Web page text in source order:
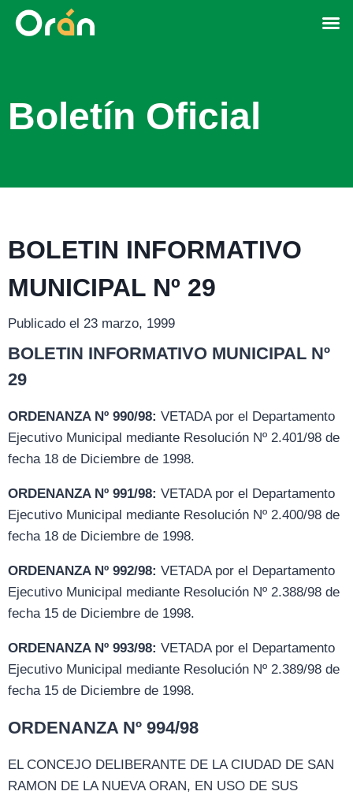
Boletín Oficial
BOLETIN INFORMATIVO
MUNICIPAL Nº 29
Publicado el 23 marzo, 1999
BOLETIN INFORMATIVO MUNICIPAL Nº
29
ORDENANZA Nº 990/98: VETADA por el Departamento
Ejecutivo Municipal mediante Resolución Nº 2.401/98 de
fecha 18 de Diciembre de 1998.
ORDENANZA Nº 991/98: VETADA por el Departamento
Ejecutivo Municipal mediante Resolución Nº 2.400/98 de
fecha 18 de Diciembre de 1998.
ORDENANZA Nº 992/98: VETADA por el Departamento
Ejecutivo Municipal mediante Resolución Nº 2.388/98 de
fecha 15 de Diciembre de 1998.
ORDENANZA Nº 993/98: VETADA por el Departamento
Ejecutivo Municipal mediante Resolución Nº 2.389/98 de
fecha 15 de Diciembre de 1998.
ORDENANZA Nº 994/98
EL CONCEJO DELIBERANTE DE LA CIUDAD DE SAN
RAMON DE LA NUEVA ORAN, EN USO DE SUS